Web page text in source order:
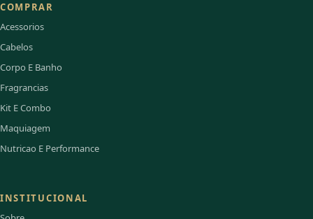
COMPRAR
Acessorios
Cabelos
Corpo E Banho
Fragrancias
Kit E Combo
Maquiagem
Nutricao E Performance
INSTITUCIONAL